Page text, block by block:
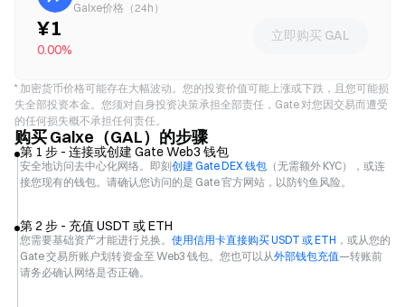
Galxe价格（24h）
¥1
0.00%
立即购买 GAL
* 加密货币价格可能存在大幅波动。您的投资价值可能上涨或下跌，且您可能损
失全部投资本金。您须对自身投资决策承担全部责任，Gate 对您因交易而遭受
的任何损失概不承担任何责任。
购买 Galxe（GAL）的步骤
第 1 步 - 连接或创建 Gate Web3 钱包
安全地访问去中心化网络。即刻创建 Gate DEX 钱包 （无需额外 KYC），或连
接您现有的钱包。请确认您访问的是 Gate 官方网站，以防钓鱼风险。
第 2 步 - 充值 USDT 或 ETH
您需要基础资产才能进行兑换。 使用信用卡直接购买 USDT 或 ETH ，或从您的
Gate 交易所账户划转资金至 Web3 钱包。您也可以从外部钱包充值—转账前
请务必确认网络是否正确。